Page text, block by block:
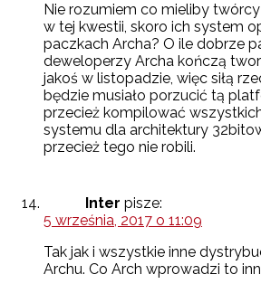
Nie rozumiem co mieliby
w tej kwestii, skoro ich system
paczkach Archa? O ile dobrze
deweloperzy Archa kończą
jakoś w listopadzie, więc siłą
będzie musiało porzucić tą
przecież kompilować
systemu dla architektury
przecież tego nie robili.
Inter pisze:
5 września, 2017 o 11:09
Tak jak i wszystkie inne
Archu. Co Arch wprowadzi to